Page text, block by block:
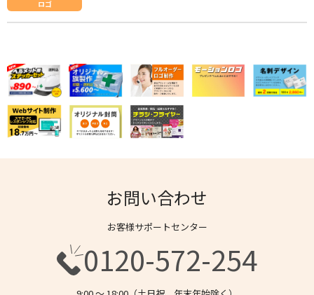
ロゴ
お問い合わせ
お客様サポートセンター
0120-572-254